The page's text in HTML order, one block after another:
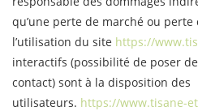
qu’une perte de marché ou perte
l’utilisation du site https://
interactifs (possibilité de poser
contact) sont à la disposition des
utilisateurs. https://www.tisane-